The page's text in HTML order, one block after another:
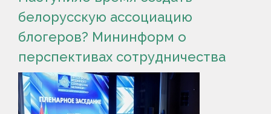
белорусскую ассоциацию
блогеров? Мининформ о
перспективах сотрудничества